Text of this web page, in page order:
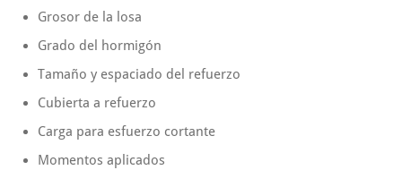
Grosor de la losa
Grado del hormigón
Tamaño y espaciado del refuerzo
Cubierta a refuerzo
Carga para esfuerzo cortante
Momentos aplicados